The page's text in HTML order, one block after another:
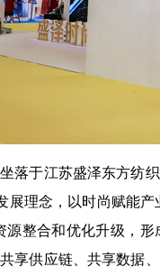
落于江苏盛泽东方纺
展理念，以时尚赋能
源整合和优化升级，
享供应链、共享数据